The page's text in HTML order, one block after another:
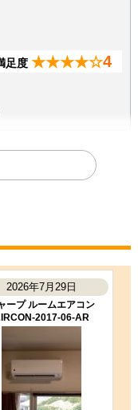
足度 ★★★★☆4
足度 ★★★☆☆
2026年7月29日
ープ ルームエアコン
2017-06-AR